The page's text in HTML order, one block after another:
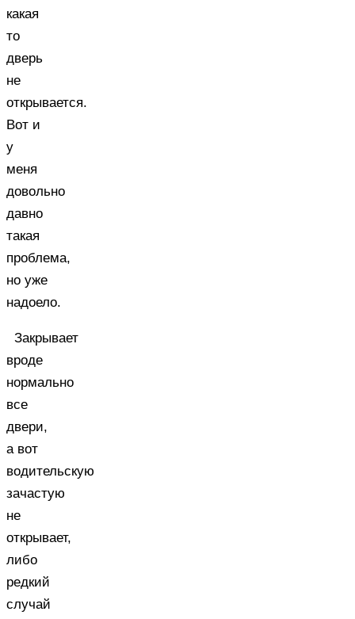
какая
то
дверь
не
открывается.
Вот и
у
меня
довольно
давно
такая
проблема,
но уже
надоело.
Закрывает
вроде
нормально
все
двери,
а вот
водительскую
зачастую
не
открывает,
либо
редкий
случай